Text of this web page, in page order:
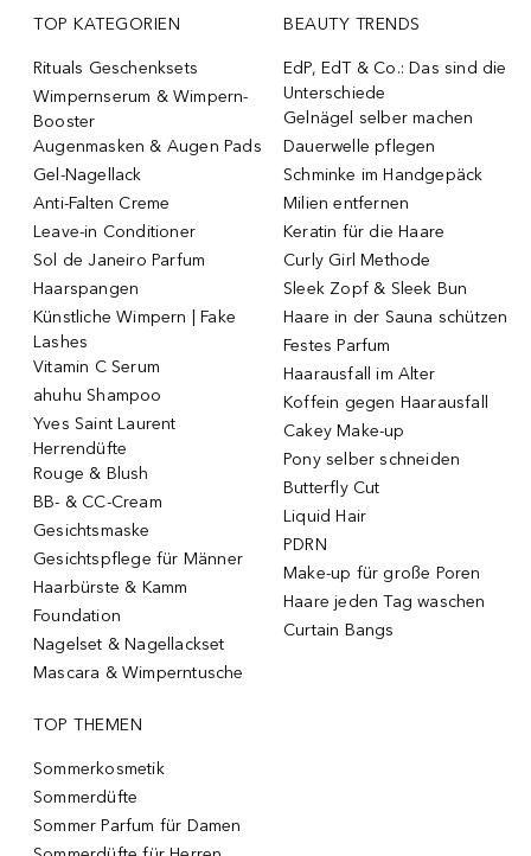
TOP KATEGORIEN
Rituals Geschenksets
Wimpernserum & Wimpern-
Booster
Augenmasken & Augen Pads
Gel-Nagellack
Anti-Falten Creme
Leave-in Conditioner
Sol de Janeiro Parfum
Haarspangen
Künstliche Wimpern | Fake
Lashes
Vitamin C Serum
ahuhu Shampoo
Yves Saint Laurent
Herrendüfte
Rouge & Blush
BB- & CC-Cream
Gesichtsmaske
Gesichtspflege für Männer
Haarbürste & Kamm
Foundation
Nagelset & Nagellackset
Mascara & Wimperntusche
BEAUTY TRENDS
EdP, EdT & Co.: Das sind die
Unterschiede
Gelnägel selber machen
Dauerwelle pflegen
Schminke im Handgepäck
Milien entfernen
Keratin für die Haare
Curly Girl Methode
Sleek Zopf & Sleek Bun
Haare in der Sauna schützen
Festes Parfum
Haarausfall im Alter
Koffein gegen Haarausfall
Cakey Make-up
Pony selber schneiden
Butterfly Cut
Liquid Hair
PDRN
Make-up für große Poren
Haare jeden Tag waschen
Curtain Bangs
TOP THEMEN
Sommerkosmetik
Sommerdüfte
Sommer Parfum für Damen